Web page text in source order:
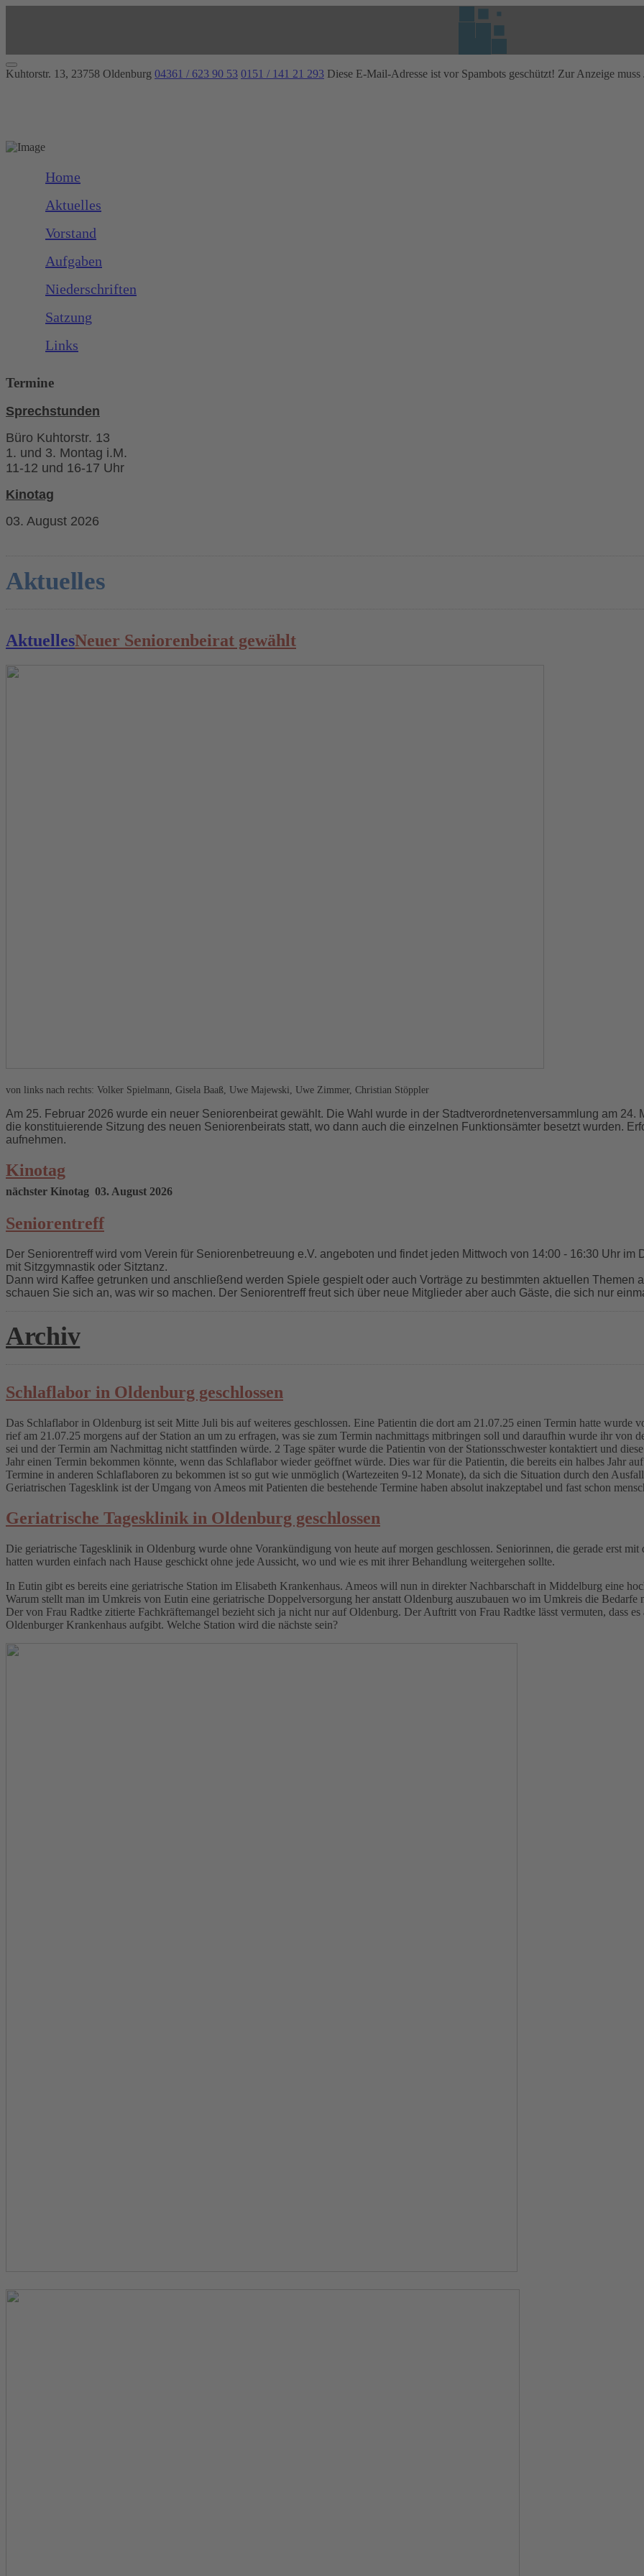
Kuhtorstr. 13, 23758 Oldenburg 04361 / 623 90 53 0151 / 141 21 293 Diese E-Mail-Adresse ist vor Spambots geschützt! Zur Anzeige muss
Home
Aktuelles
Vorstand
Aufgaben
Niederschriften
Satzung
Links
Termine
Sprechstunden
Büro Kuhtorstr. 13
1. und 3. Montag i.M.
11-12 und 16-17 Uhr
Kinotag
03. August 2026
Aktuelles
AktuellesNeuer Seniorenbeirat gewählt
von links nach rechts: Volker Spielmann, Gisela Baaß, Uwe Majewski, Uwe Zimmer, Christian Stöppler
Am 25. Februar 2026 wurde ein neuer Seniorenbeirat gewählt. Die Wahl wurde in der Stadtverordnetenversammlung am 24.
die konstituierende Sitzung des neuen Seniorenbeirats statt, wo dann auch die einzelnen Funktionsämter besetzt wurden.
aufnehmen.
Kinotag
nächster Kinotag 03. August 2026
Seniorentreff
Der Seniorentreff wird vom Verein für Seniorenbetreuung e.V. angeboten und findet jeden Mittwoch von 14:00 - 16:30 Uhr
mit Sitzgymnastik oder Sitztanz.
Dann wird Kaffee getrunken und anschließend werden Spiele gespielt oder auch Vorträge zu bestimmten aktuellen Themen
schauen Sie sich an, was wir so machen. Der Seniorentreff freut sich über neue Mitglieder aber auch Gäste, die sich nur
Archiv
Schlaflabor in Oldenburg geschlossen
Das Schlaflabor in Oldenburg ist seit Mitte Juli bis auf weiteres geschlossen. Eine Patientin die dort am 21.07.25 einen Termin hatte
rief am 21.07.25 morgens auf der Station an um zu erfragen, was sie zum Termin nachmittags mitbringen soll und daraufhin wurde ihr von
sei und der Termin am Nachmittag nicht stattfinden würde. 2 Tage später wurde die Patientin von der Stationsschwester kontaktiert und
Jahr einen Termin bekommen könnte, wenn das Schlaflabor wieder geöffnet würde. Dies war für die Patientin, die bereits ein halbes Jahr
Termine in anderen Schlaflaboren zu bekommen ist so gut wie unmöglich (Wartezeiten 9-12 Monate), da sich die Situation durch den
Geriatrischen Tagesklink ist der Umgang von Ameos mit Patienten die bestehende Termine haben absolut inakzeptabel und fast schon
Geriatrische Tagesklinik in Oldenburg geschlossen
Die geriatrische Tagesklinik in Oldenburg wurde ohne Vorankündigung von heute auf morgen geschlossen. Seniorinnen, die gerade erst
hatten wurden einfach nach Hause geschickt ohne jede Aussicht, wo und wie es mit ihrer Behandlung weitergehen sollte.
In Eutin gibt es bereits eine geriatrische Station im Elisabeth Krankenhaus. Ameos will nun in direkter Nachbarschaft in Middelburg eine
Warum stellt man im Umkreis von Eutin eine geriatrische Doppelversorgung her anstatt Oldenburg auszubauen wo im Umkreis die
Der von Frau Radtke zitierte Fachkräftemangel bezieht sich ja nicht nur auf Oldenburg. Der Auftritt von Frau Radtke lässt vermuten, dass
Oldenburger Krankenhaus aufgibt. Welche Station wird die nächste sein?